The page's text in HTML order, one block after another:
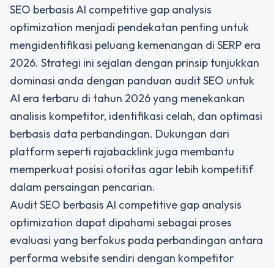
SEO berbasis AI competitive gap analysis
optimization menjadi pendekatan penting untuk
mengidentifikasi peluang kemenangan di SERP era
2026. Strategi ini sejalan dengan prinsip tunjukkan
dominasi anda dengan panduan audit SEO untuk
AI era terbaru di tahun 2026yang menekankan
analisis kompetitor, identifikasi celah, dan optimasi
berbasis data perbandingan. Dukungan dari
platform seperti rajabacklink juga membantu
memperkuat posisi otoritas agar lebih kompetitif
dalam persaingan pencarian.
Audit SEO berbasis AI competitive gap analysis
optimization dapat dipahami sebagai proses
evaluasi yang berfokus pada perbandingan antara
performa website sendiri dengan kompetitor